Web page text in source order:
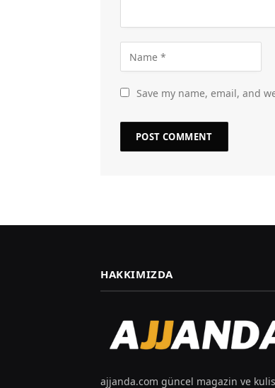
Save my name, email, and
HAKKIMIZDA
ajjanda.com güncel magazin ve kulis